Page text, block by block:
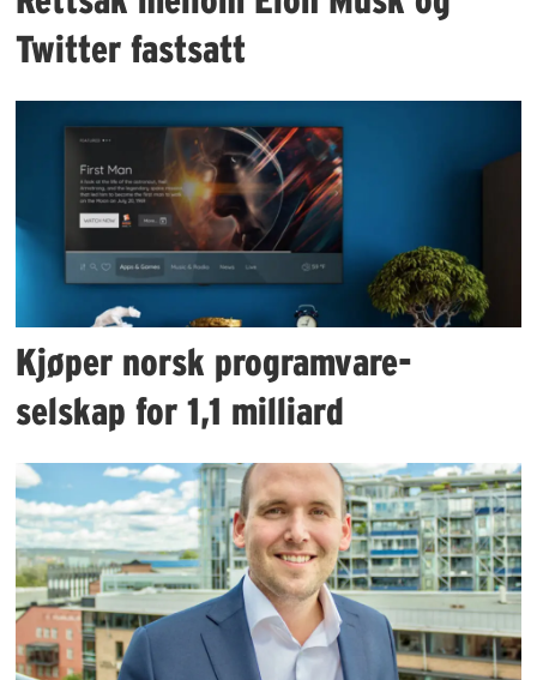
Twitter fastsatt
Kjøper norsk programvare-
selskap for 1,1 milliard